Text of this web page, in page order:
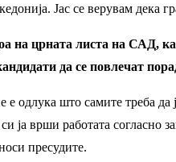
Јас се верувам дека
на црната листа на САД,
да се повлечат
е одлука што самите треба
ја врши работата согласно
пресудите.